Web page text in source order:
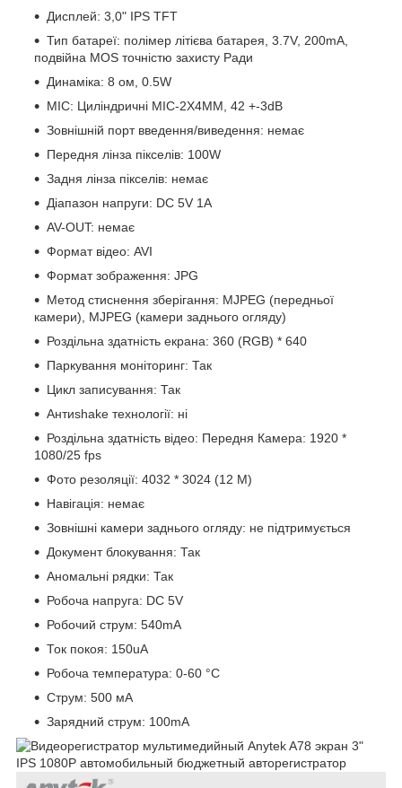
Дисплей: 3,0" IPS TFT
Тип батареї: полімер літієва батарея, 3.7V, 200mA,
подвійна MOS точністю захисту Ради
Динаміка: 8 ом, 0.5W
MIC: Циліндричні MIC-2X4MM, 42 +-3dB
Зовнішній порт введення/виведення: немає
Передня лінза пікселів: 100W
Задня лінза пікселів: немає
Діапазон напруги: DC 5V 1A
AV-OUT: немає
Формат відео: AVI
Формат зображення: JPG
Метод стиснення зберігання: MJPEG (передньої
камери), MJPEG (камери заднього огляду)
Роздільна здатність екрана: 360 (RGB) * 640
Паркування моніторинг: Так
Цикл записування: Так
Антиshake технології: ні
Роздільна здатність відео: Передня Камера: 1920 *
1080/25 fps
Фото резоляції: 4032 * 3024 (12 М)
Навігація: немає
Зовнішні камери заднього огляду: не підтримується
Документ блокування: Так
Аномальні рядки: Так
Робоча напруга: DC 5V
Робочий струм: 540mA
Ток покоя: 150uA
Робоча температура: 0-60 °C
Струм: 500 мА
Зарядний струм: 100mA